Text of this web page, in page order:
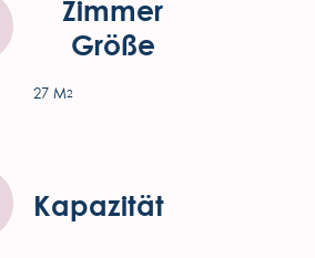
Zimmer
Größe
27 M2
Kapazität